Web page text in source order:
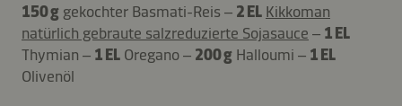
150 g gekochter Basmati-Reis – 2 EL Kikkoman
natürlich gebraute salzreduzierte Sojasauce – 1 EL
Thymian – 1 EL Oregano – 200 g Halloumi – 1 EL
Olivenöl